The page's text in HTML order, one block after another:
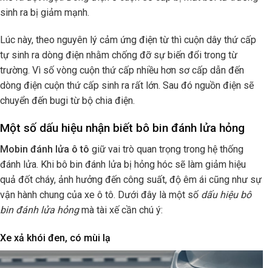
sinh ra bị giảm mạnh.
Lúc này, theo nguyên lý cảm ứng điện từ thì cuộn dây thứ cấp
tự sinh ra dòng điện nhằm chống đỡ sự biến đổi trong từ
trường. Vì số vòng cuộn thứ cấp nhiều hơn sơ cấp dẫn đến
dòng điện cuộn thứ cấp sinh ra rất lớn. Sau đó nguồn điện sẽ
chuyển đến bugi từ bộ chia điện.
Một số dấu hiệu nhận biết bô bin đánh lửa hỏng
Mobin đánh lửa ô tô giữ vai trò quan trọng trong hệ thống
đánh lửa. Khi bô bin đánh lửa bị hỏng hóc sẽ làm giảm hiệu
quả đốt cháy, ảnh hưởng đến công suất, độ êm ái cũng như sự
vận hành chung của xe ô tô. Dưới đây là một số dấu hiệu bô
bin đánh lửa hỏngmà tài xế cần chú ý:
Xe xả khói đen, có mùi lạ